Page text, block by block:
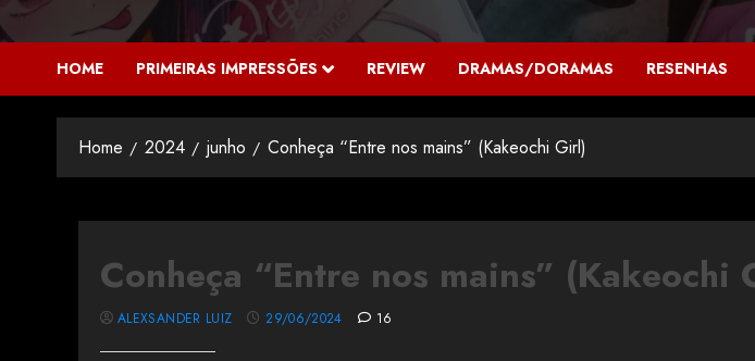
HOME PRIMEIRAS IMPRESSÕES REVIEW DRAMAS/DORAMAS RESENHAS
Home 2024 junho Conheça “Entre nos mains” (Kakeochi Girl)
Conheça “Entre nos mains” (Kakeochi
ALEXSANDER LUIZ 29/06/2024 16